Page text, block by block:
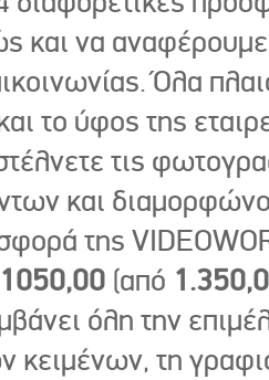
και να
Όλα
το ύφος της
τις
και
της
1050,00 (από
όλη την
τη